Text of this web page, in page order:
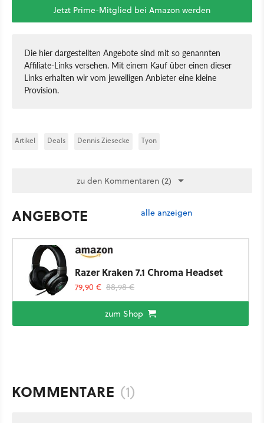
Jetzt Prime-Mitglied bei Amazon werden
Die hier dargestellten Angebote sind mit so genannten
Affiliate-Links versehen. Mit einem Kauf über einen dieser
Links erhalten wir vom jeweiligen Anbieter eine kleine
Provision.
Artikel Deals Dennis Ziesecke Tyon
zu den Kommentaren (2)
ANGEBOTE alle anzeigen
Razer Kraken 7.1 Chroma Headset
79,90 € 88,98 €
zum Shop
KOMMENTARE (1)